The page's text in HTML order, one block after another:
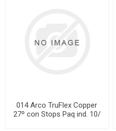
014 Arco TruFlex Copper
27º con Stops Paq ind. 10/